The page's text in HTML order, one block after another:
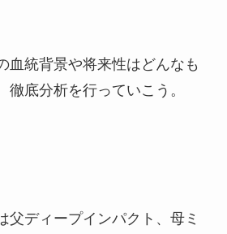
血統背景や将来性はどんなも
底分析を行っていこう。
父ディープインパクト、母ミ